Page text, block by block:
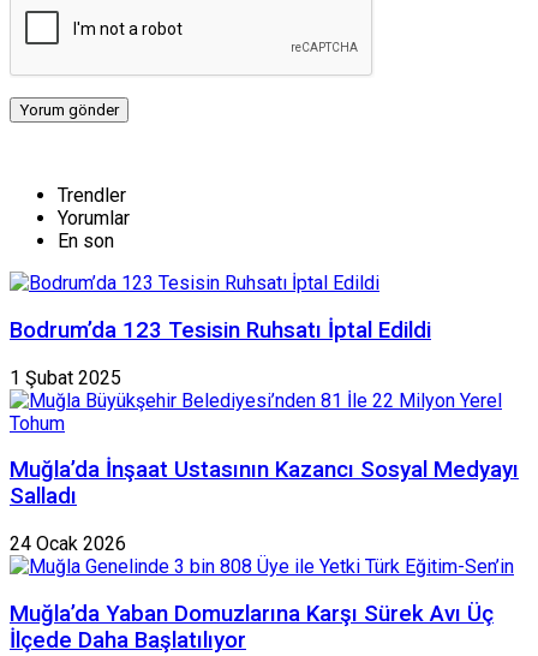
Trendler
Yorumlar
En son
Bodrum’da 123 Tesisin Ruhsatı İptal Edildi
1 Şubat 2025
Muğla’da İnşaat Ustasının Kazancı Sosyal Medyayı
Salladı
24 Ocak 2026
Muğla’da Yaban Domuzlarına Karşı Sürek Avı Üç
İlçede Daha Başlatılıyor